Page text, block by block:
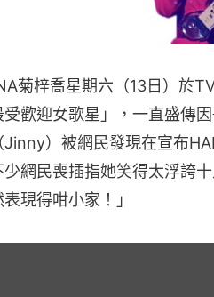
菊梓喬星期六（13日）於
受歡迎女歌星」，一直盛傳
Jinny）被網民發現在宣布
少網民喪插指她笑得太浮誇
現得咁小家！」